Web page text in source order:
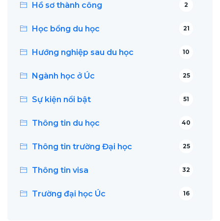
Hồ sơ thành công 2
Học bổng du học 21
Hướng nghiệp sau du học 10
Ngành học ở Úc 25
Sự kiện nổi bật 51
Thông tin du học 40
Thông tin trường Đại học 25
Thông tin visa 32
Trường đại học Úc 16